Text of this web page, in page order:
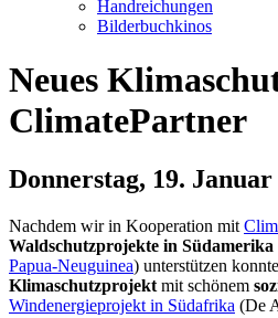
Handreichungen
Bilderbuchkinos
Neues
ClimatePartner
Donnerstag, 19. Januar
Nachdem wir in Kooperation mit
Waldschutzprojekte in Südamerika
Papua-Neuguinea) unterstützen
Klimaschutzprojekt mit schönem
Windenergieprojekt in Südafrika (De